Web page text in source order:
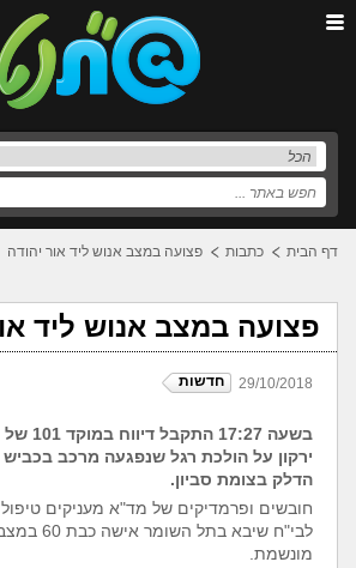
דף הבית כתבות פצועה במצב אנוש ליד אור יהודה
פצועה במצב אנוש ליד
29/10/2018 חדשות
בשעה
ירקון על הולכת
הדלק בצומת סביון.
חובשים ופרמדיקים של מד"א מעניקים
לבי"ח שיבא בתל השומר אישה כבת 60 במצב אנוש
מונשמת.